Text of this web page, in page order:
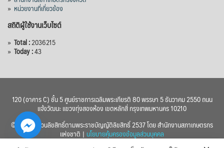
» หน่วยงานที่เกี่ยวข้อง
สถิติผู้ใช้งานเว็บไซต์
» Total :2036215
» Today :43
120 (อาคาร C) ชั้น 5 ศูนย์ราชการเฉลิมพระเกียรติ 80 พรรษา 5 ธันวาคม 2550 ถนน
แจ้งวัฒนะ แขวงทุ่งสองห้อง เขตหลักสี่ กรุงเทพมหานคร 10210
© 2560 สงวนลิขสิทธิ์ตามพระราชบัญญัติลิขสิทธิ์ 2537 โดย สำนักงานสภาเกษตรกร
แห่งชาติ | นโยบายคุ้มครองข้อมูลส่วนบุคคล